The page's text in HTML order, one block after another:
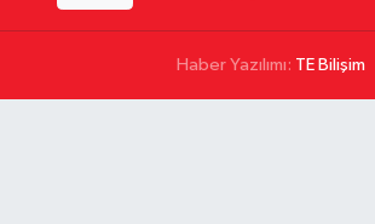
Haber Yazılımı: TE Bilişim